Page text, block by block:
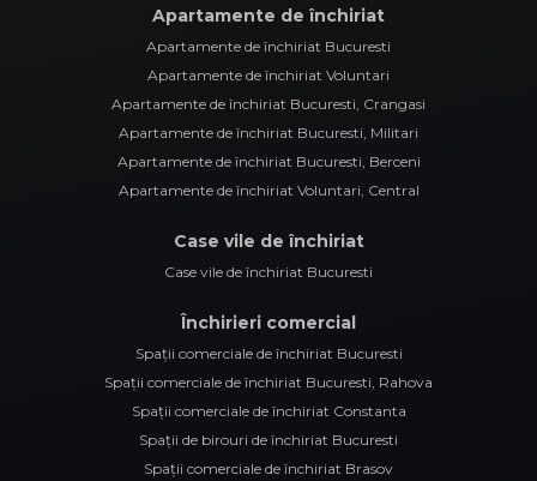
Apartamente de închiriat
Apartamente de închiriat Bucuresti
Apartamente de închiriat Voluntari
Apartamente de închiriat Bucuresti, Crangasi
Apartamente de închiriat Bucuresti, Militari
Apartamente de închiriat Bucuresti, Berceni
Apartamente de închiriat Voluntari, Central
Case vile de închiriat
Case vile de închiriat Bucuresti
Închirieri comercial
Spații comerciale de închiriat Bucuresti
Spații comerciale de închiriat Bucuresti, Rahova
Spații comerciale de închiriat Constanta
Spații de birouri de închiriat Bucuresti
Spații comerciale de închiriat Brasov